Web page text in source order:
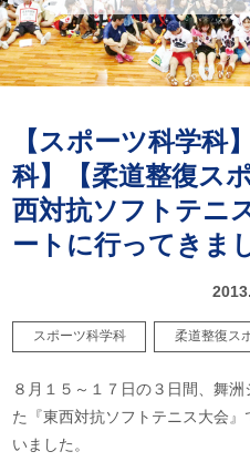
【スポーツ科学科
科】【柔道整復ス
西対抗ソフトテニ
ートに行ってきま
スポーツ科学科 柔道整復ス
８月１５～１７日の３日間、舞
た『東西対抗ソフトテニス大会
いました。